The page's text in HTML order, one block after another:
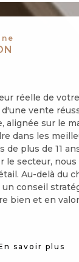
réelle de
vente
alignée sur le
dans les
de plus de 11
le secteur,
Au-delà du
conseil
bien et en
savoir plus